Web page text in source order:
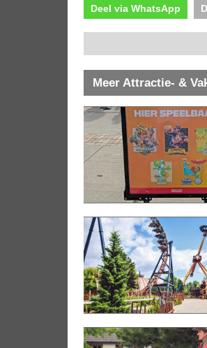
Deel via WhatsApp
Meer Attractie- &